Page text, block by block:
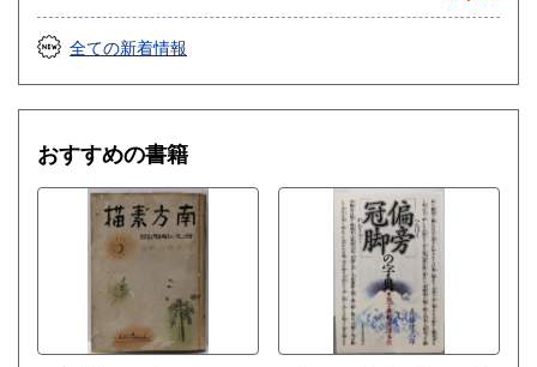
全ての新着情報
おすすめの書籍